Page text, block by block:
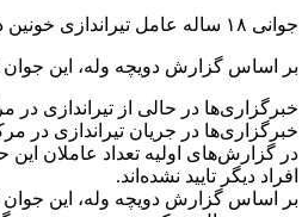
جوانی ۱۸ ساله عامل تیراندازی خونین در مونیخ بود
بر اساس گزارش دویچه وله، این جوان ۱۸ ساله پس از گریختن از مرکز خرید اقدام به خودکشی کرده است و تحقیق پیرامون انگیزه او کماکان ادامه دارد.
خبرگزاری‌ها در جریان تیراندازی در مرکز خرید
افراد دیگر تایید نشده‌اند.
بر اساس گزارش دویچه وله، این جوان ۱۸ ساله پس از گریختن از مرکز خرید اقدام به خودکشی کرده است و تحقیق پیرامون انگیزه او کماکان ادامه دارد.